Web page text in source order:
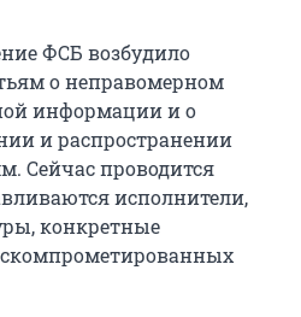
ФСБ возбудило
о неправомерном
информации и о
и распространении
Сейчас проводится
исполнители,
конкретные